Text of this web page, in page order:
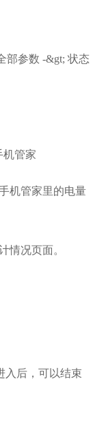
部参数 -&gt; 状态
机管家
机管家里的电量
情况页面。
入后，可以结束